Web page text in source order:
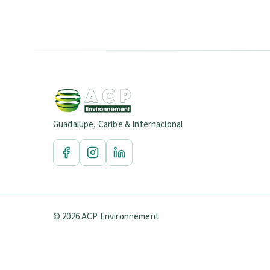
Guadalupe, Caribe & Internacional
© 2026 ACP Environnement